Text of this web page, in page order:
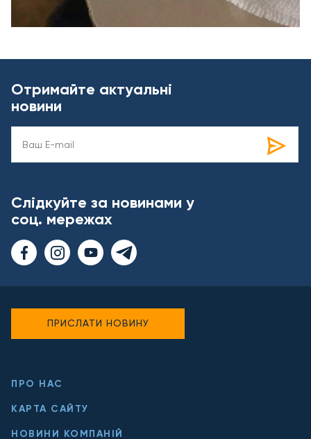
Отримайте актуальні
новини
Слідкуйте за новинами у
соц. мережах
ПРО НАС
КАРТА САЙТУ
НОВИНИ КОМПАНІЙ
ПРИСЛАТИ НОВИНУ